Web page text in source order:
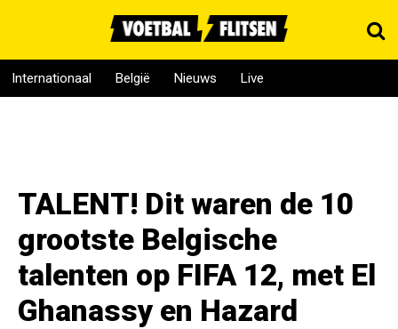
Internationaal België Nieuws Live
TALENT! Dit waren de 10
grootste Belgische
talenten op FIFA 12, met El
Ghanassy en Hazard